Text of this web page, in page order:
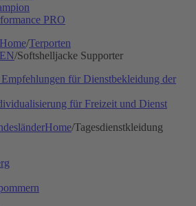
PRO
Home/Terporten
/Softshelljacke Supporter
Empfehlungen für Dienstbekleidung der
für Freizeit und Dienst
Home/Tagesdienstkleidung